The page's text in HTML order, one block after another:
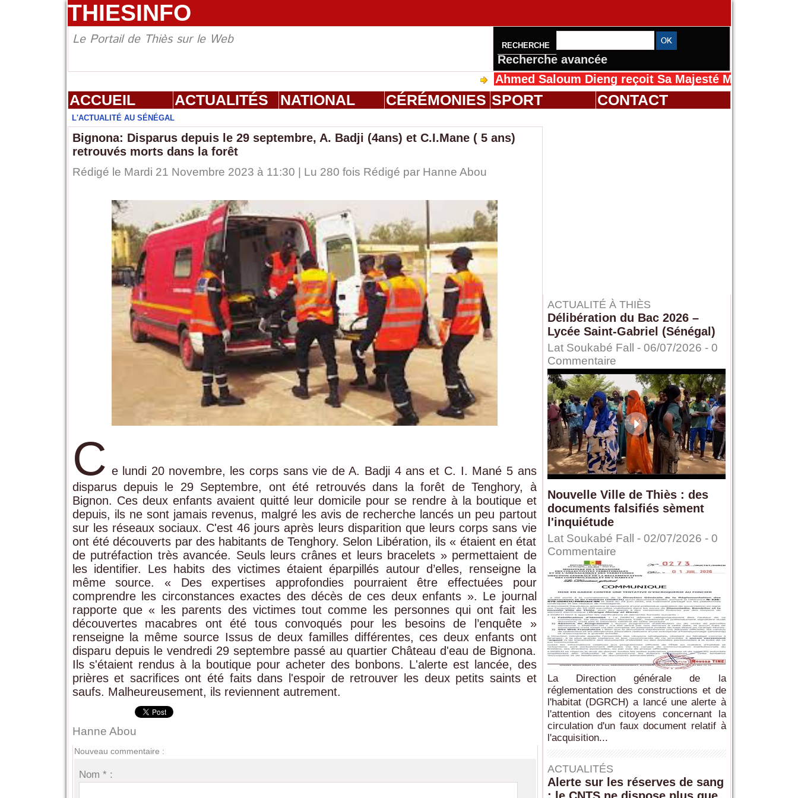
THIESINFO
Le Portail de Thiès sur le Web RECHERCHE
Recherche avancée
Ahmed Saloum Dieng reçoit Sa Majesté Mansah Cissé au
ACCUEIL ACTUALITÉS NATIONAL CÉRÉMONIES SPORT CONTACT
L'ACTUALITÉ AU SÉNÉGAL
Bignona: Disparus depuis le 29 septembre, A. Badji (4ans) et C.I.Mane ( 5 ans)
retrouvés morts dans la forêt
Rédigé le Mardi 21 Novembre 2023 à 11:30 | Lu 280 fois Rédigé par Hanne Abou
C e lundi 20 novembre, les corps sans vie de A. Badji 4 ans et C. I. Mané 5 ans
disparus depuis le 29 Septembre, ont été retrouvés dans la forêt de Tenghory, à
Bignon. Ces deux enfants avaient quitté leur domicile pour se rendre à la boutique et
depuis, ils ne sont jamais revenus, malgré les avis de recherche lancés un peu partout
sur les réseaux sociaux. C'est 46 jours après leurs disparition que leurs corps sans vie
ont été découverts par des habitants de Tenghory. Selon Libération, ils « étaient en état
de putréfaction très avancée. Seuls leurs crânes et leurs bracelets » permettaient de
les identifier. Les habits des victimes étaient éparpillés autour d’elles, renseigne la
même source. « Des expertises approfondies pourraient être effectuées pour
comprendre les circonstances exactes des décès de ces deux enfants ». Le journal
rapporte que « les parents des victimes tout comme les personnes qui ont fait les
découvertes macabres ont été tous convoqués pour les besoins de l’enquête »
renseigne la même source Issus de deux familles différentes, ces deux enfants ont
disparu depuis le vendredi 29 septembre passé au quartier Château d'eau de Bignona.
Ils s'étaient rendus à la boutique pour acheter des bonbons. L'alerte est lancée, des
prières et sacrifices ont été faits dans l'espoir de retrouver les deux petits saints et
saufs. Malheureusement, ils reviennent autrement.
Hanne Abou
Nouveau commentaire :
Nom * :
ACTUALITÉ À THIÈS
Délibération du Bac 2026 –
Lycée Saint-Gabriel (Sénégal)
Lat Soukabé Fall - 06/07/2026 - 0
Commentaire
Nouvelle Ville de Thiès : des
documents falsifiés sèment
l'inquiétude
Lat Soukabé Fall - 02/07/2026 - 0
Commentaire
La Direction générale de la
réglementation des constructions et de
l'habitat (DGRCH) a lancé une alerte à
l'attention des citoyens concernant la
circulation d'un faux document relatif à
l'acquisition...
ACTUALITÉS
Alerte sur les réserves de sang